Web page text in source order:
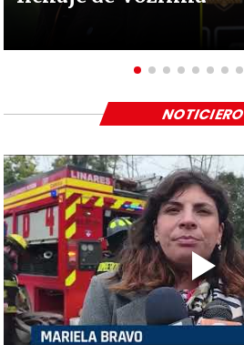
NOTICIERO